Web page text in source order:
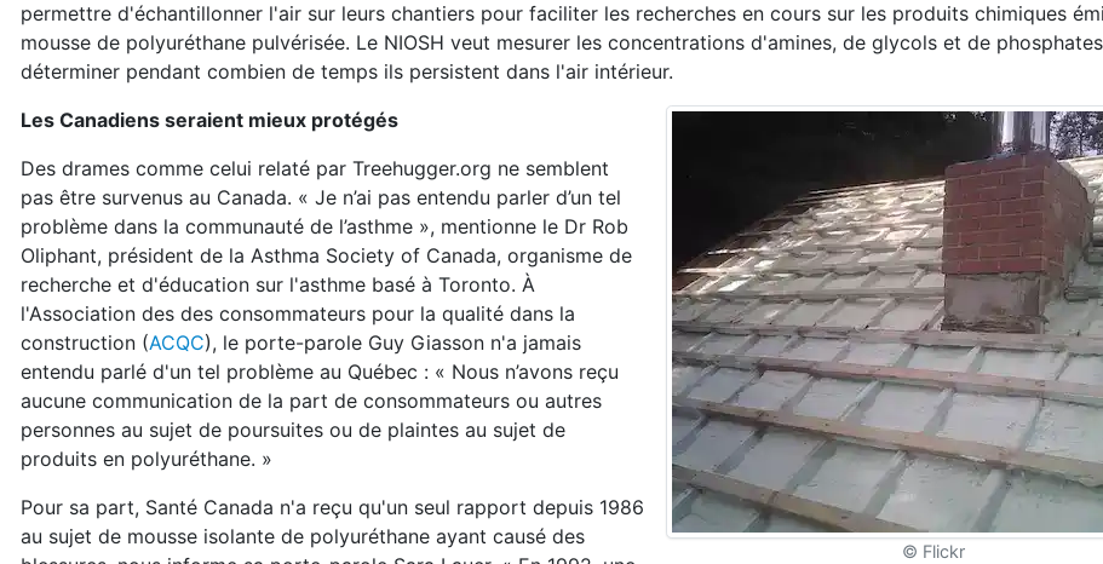
permettre d'échantillonner l'air sur leurs chantiers pour faciliter les recherches en cours sur les produits chimiques
mousse de polyuréthane pulvérisée. Le NIOSH veut mesurer les concentrations d'amines, de glycols et de
déterminer pendant combien de temps ils persistent dans l'air intérieur.
© Flickr
Les Canadiens seraient mieux protégés
Des drames comme celui relaté par Treehugger.org ne semblent
pas être survenus au Canada. « Je n’ai pas entendu parler d’un tel
problème dans la communauté de l’asthme », mentionne le Dr Rob
Oliphant, président de la Asthma Society of Canada, organisme de
recherche et d'éducation sur l'asthme basé à Toronto. À
l'Association des des consommateurs pour la qualité dans la
construction (ACQC), le porte-parole Guy Giasson n'a jamais
entendu parlé d'un tel problème au Québec : « Nous n’avons reçu
aucune communication de la part de consommateurs ou autres
personnes au sujet de poursuites ou de plaintes au sujet de
produits en polyuréthane. »
Pour sa part, Santé Canada n'a reçu qu'un seul rapport depuis 1986
au sujet de mousse isolante de polyuréthane ayant causé des